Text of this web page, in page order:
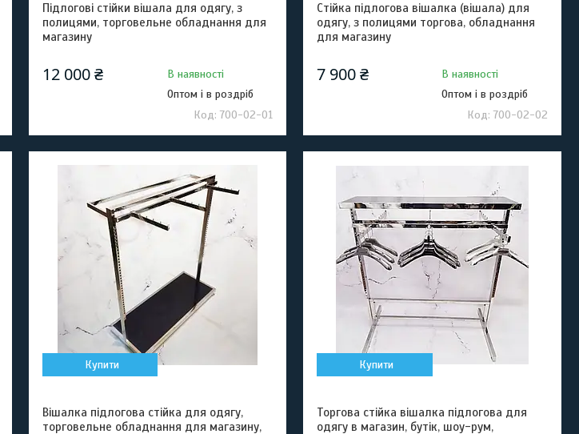
Підлогові стійки вішала для одягу, з
полицями, торговельне обладнання для
магазину
12 000 ₴
В наявності
Оптом і в роздріб
700-02-01
Стійка підлогова вішалка (вішала) для
одягу, з полицями торгова, обладнання
для магазину
7 900 ₴
В наявності
Оптом і в роздріб
700-02-02
Купити
Вішалка підлогова стійка для одягу,
торговельне обладнання для магазину,
Купити
Торгова стійка вішалка підлогова для
одягу в магазин, бутік, шоу-рум,